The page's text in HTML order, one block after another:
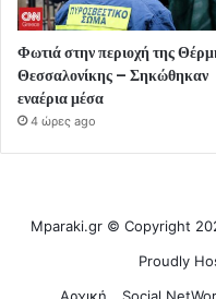
Φωτιά στην περιοχή της
Θεσσαλονίκης – Σηκώθηκαν
εναέρια μέσα
4 ώρες ago
Mparaki.gr © Copyright
Proudly
Αρχική
Social